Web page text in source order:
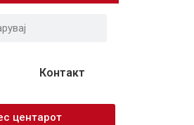
Контакт
центарот